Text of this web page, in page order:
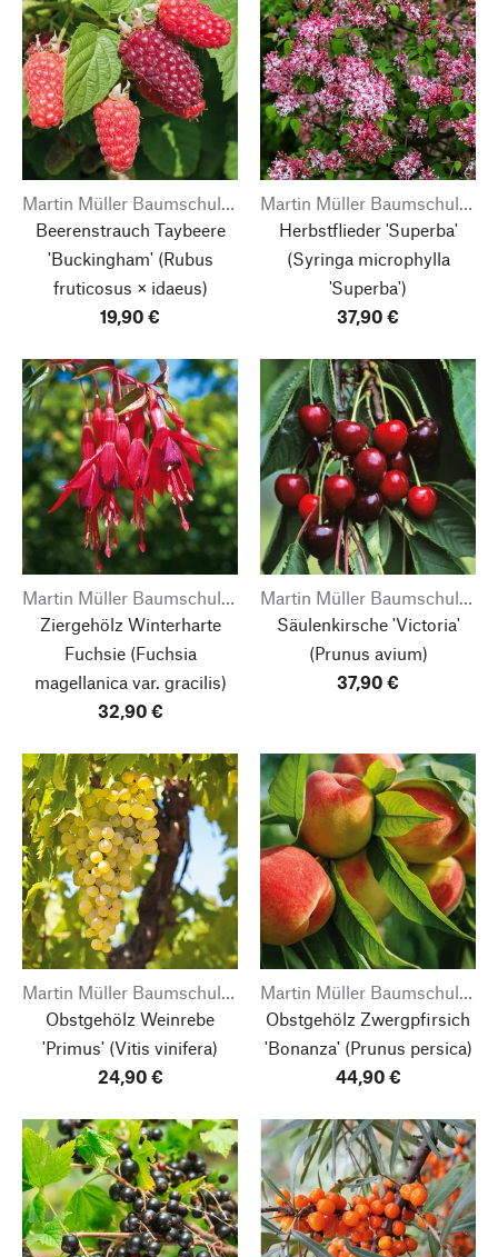
Martin Müller Baumschulen
Beerenstrauch Taybeere
'Buckingham'(Rubus
fruticosus × idaeus)
19,90 €
Martin Müller Baumschulen
Herbstflieder 'Superba'
(Syringa microphylla
'Superba')
37,90 €
Martin Müller Baumschulen
Ziergehölz Winterharte
Fuchsie(Fuchsia
magellanica var. gracilis)
32,90 €
Martin Müller Baumschulen
Säulenkirsche 'Victoria'
(Prunus avium)
37,90 €
Martin Müller Baumschulen
Obstgehölz Weinrebe
'Primus' (Vitis vinifera)
24,90 €
Martin Müller Baumschulen
Obstgehölz Zwergpfirsich
'Bonanza'(Prunus persica)
44,90 €